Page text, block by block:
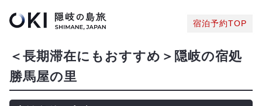
宿泊予約TOP
＜長期滞在にもおすすめ＞隠岐の宿処
勝馬屋の里